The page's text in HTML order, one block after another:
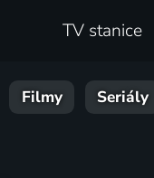
TV stanice
Filmy Seriály